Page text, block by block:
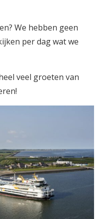
We hebben geen
per dag wat we
veel groeten van